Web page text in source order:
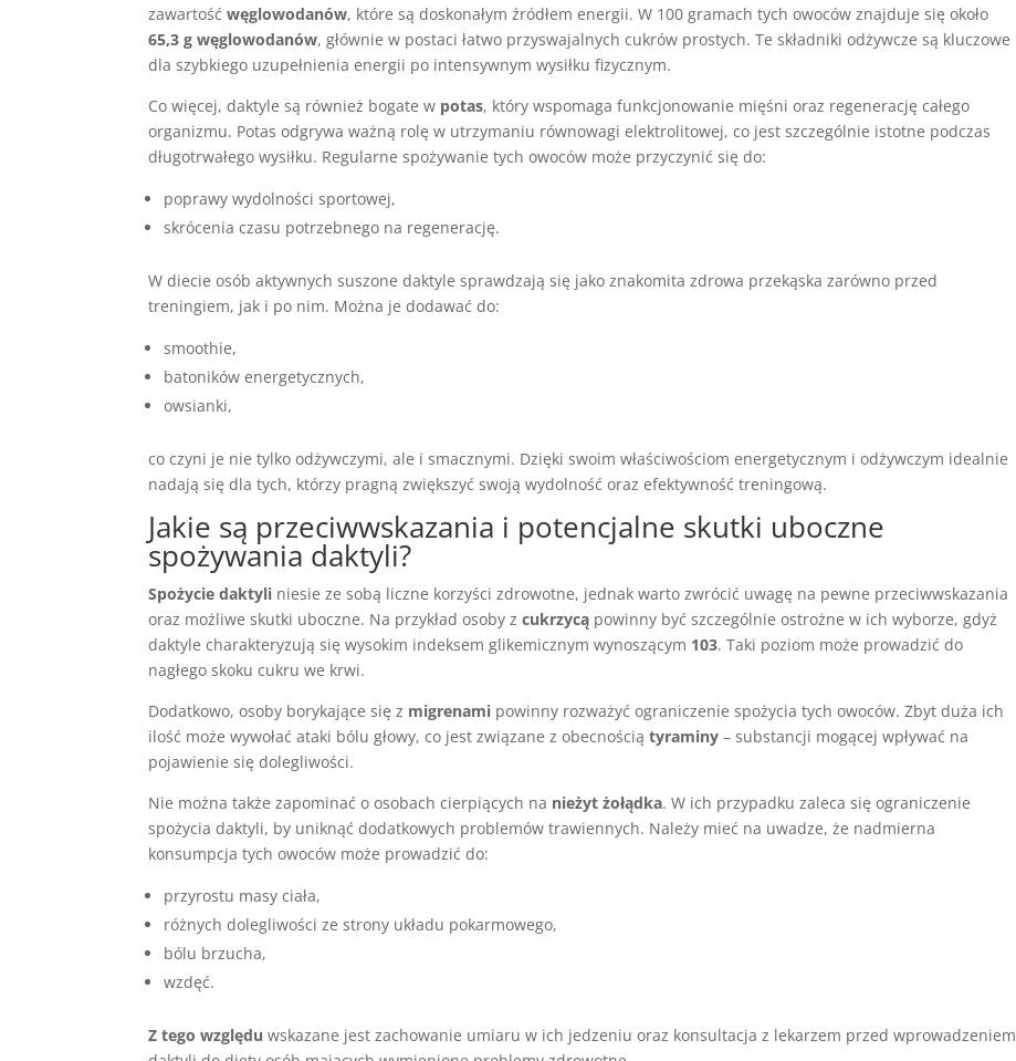
zawartośćwęglowodanów, które są doskonałym źródłem energii. W 100 gramach tych owoców znajduje się około
65,3 g węglowodanów, głównie w postaci łatwo przyswajalnych cukrów prostych. Te składniki odżywcze są kluczowe
dla szybkiego uzupełnienia energii po intensywnym wysiłku fizycznym.
Co więcej, daktyle są również bogate w potas, który wspomaga funkcjonowanie mięśni oraz regenerację całego
organizmu. Potas odgrywa ważną rolę w utrzymaniu równowagi elektrolitowej, co jest szczególnie istotne podczas
długotrwałego wysiłku. Regularne spożywanie tych owoców może przyczynić się do:
poprawy wydolności sportowej,
skrócenia czasu potrzebnego na regenerację.
W diecie osób aktywnych suszone daktyle sprawdzają się jako znakomita zdrowa przekąska zarówno przed
treningiem, jak i po nim. Można je dodawać do:
smoothie,
batoników energetycznych,
owsianki,
co czyni je nie tylko odżywczymi, ale i smacznymi. Dzięki swoim właściwościom energetycznym i odżywczym idealnie
nadają się dla tych, którzy pragną zwiększyć swoją wydolność oraz efektywność treningową.
Jakie są przeciwwskazania i potencjalne skutki uboczne
spożywania daktyli?
Spożycie daktyli niesie ze sobą liczne korzyści zdrowotne, jednak warto zwrócić uwagę na pewne przeciwwskazania
oraz możliwe skutki uboczne. Na przykład osoby zcukrzycą powinny być szczególnie ostrożne w ich wyborze, gdyż
daktyle charakteryzują się wysokim indeksem glikemicznym wynoszącym 103. Taki poziom może prowadzić do
nagłego skoku cukru we krwi.
Dodatkowo, osoby borykające się z migrenami powinny rozważyć ograniczenie spożycia tych owoców. Zbyt duża ich
ilość może wywołać ataki bólu głowy, co jest związane z obecnościątyraminy – substancji mogącej wpływać na
pojawienie się dolegliwości.
Nie można także zapominać o osobach cierpiących na nieżyt żołądka. W ich przypadku zaleca się ograniczenie
spożycia daktyli, by uniknąć dodatkowych problemów trawiennych. Należy mieć na uwadze, że nadmierna
konsumpcja tych owoców może prowadzić do:
przyrostu masy ciała,
różnych dolegliwości ze strony układu pokarmowego,
bólu brzucha,
wzdęć.
Z tego względu wskazane jest zachowanie umiaru w ich jedzeniu oraz konsultacja z lekarzem przed wprowadzeniem